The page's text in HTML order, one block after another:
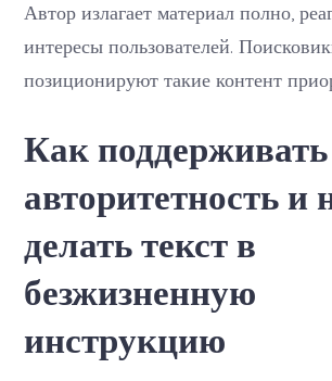
Автор излагает материал полно,
интересы пользователей.
позиционируют такие контент
Как поддерживать
авторитетность и
делать текст в
безжизненную
инструкцию